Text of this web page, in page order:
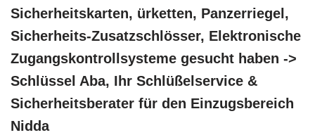
Sicherheitskarten, ürketten, Panzerriegel,
Sicherheits-Zusatzschlösser, Elektronische
Zugangskontrollsysteme gesucht haben ->
Schlüssel Aba, Ihr Schlüßelservice &
Sicherheitsberater für den Einzugsbereich
Nidda